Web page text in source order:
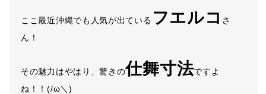
ここ最近沖縄でも人気が出ている フエルコ さ
ん！
その魅力はやはり、驚きの仕舞寸法ですよ
ね！！(/ω＼)